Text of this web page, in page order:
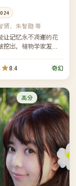
贤、朱智勋 等
让记忆永不凋谢的花
挖出，植物学家发现
她必须在迷恋与遗忘
科学家不该做的选
8.4 奇幻
高分